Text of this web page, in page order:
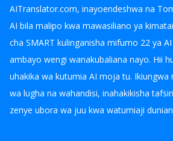
AITranslator.com, inayoendeshwa na
AI bila malipo kwa mawasiliano ya
cha SMART kulinganisha mifumo 22 ya
ambayo wengi wanakubaliana nayo. Hii
uhakika wa kutumia AI moja tu.
wa lugha na wahandisi, inahakikisha
zenye ubora wa juu kwa watumiaji